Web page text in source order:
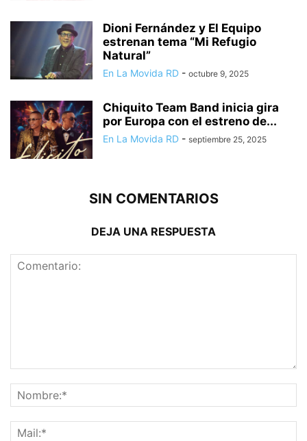
Dioni Fernández y El Equipo
estrenan tema “Mi Refugio
Natural”
En La Movida RD - octubre 9, 2025
Chiquito Team Band inicia gira
por Europa con el estreno de...
En La Movida RD - septiembre 25, 2025
SIN COMENTARIOS
DEJA UNA RESPUESTA